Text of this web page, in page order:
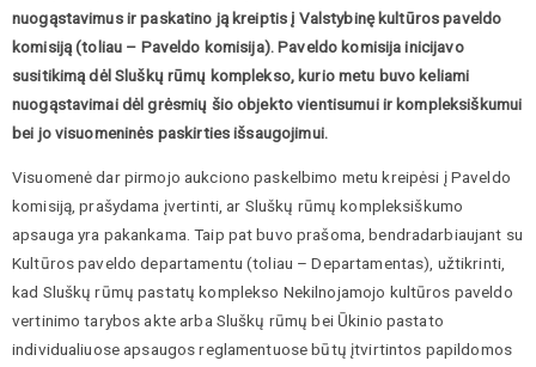
nuogąstavimus ir paskatino ją kreiptis į Valstybinę kultūros paveldo
komisiją (toliau – Paveldo komisija). Paveldo komisija inicijavo
susitikimą dėl Sluškų rūmų komplekso, kurio metu buvo keliami
nuogąstavimai dėl grėsmių šio objekto vientisumui ir kompleksiškumui
bei jo visuomeninės paskirties išsaugojimui.
Visuomenė dar pirmojo aukciono paskelbimo metu kreipėsi į Paveldo
komisiją, prašydama įvertinti, ar Sluškų rūmų kompleksiškumo
apsauga yra pakankama. Taip pat buvo prašoma, bendradarbiaujant su
Kultūros paveldo departamentu (toliau – Departamentas), užtikrinti,
kad Sluškų rūmų pastatų komplekso Nekilnojamojo kultūros paveldo
vertinimo tarybos akte arba Sluškų rūmų bei Ūkinio pastato
individualiuose apsaugos reglamentuose būtų įtvirtintos papildomos